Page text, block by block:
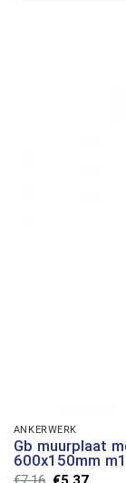
ANKERWERK
Gb muurplaat
600x150mm
Huidige